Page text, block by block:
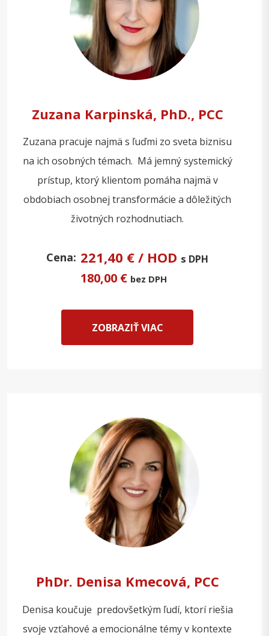
Zuzana Karpinská, PhD., PCC
Zuzana pracuje najmä s ľuďmi zo sveta biznisu
na ich osobných témach. Má jemný systemický
prístup, ktorý klientom pomáha najmä v
obdobiach osobnej transformácie a dôležitých
životných rozhodnutiach.
Cena: 221,40 € / HOD s DPH
180,00 € bez DPH
ZOBRAZIŤ VIAC
PhDr. Denisa Kmecová, PCC
Denisa koučuje predovšetkým ľudí, ktorí riešia
svoje vzťahové a emocionálne témy v kontexte